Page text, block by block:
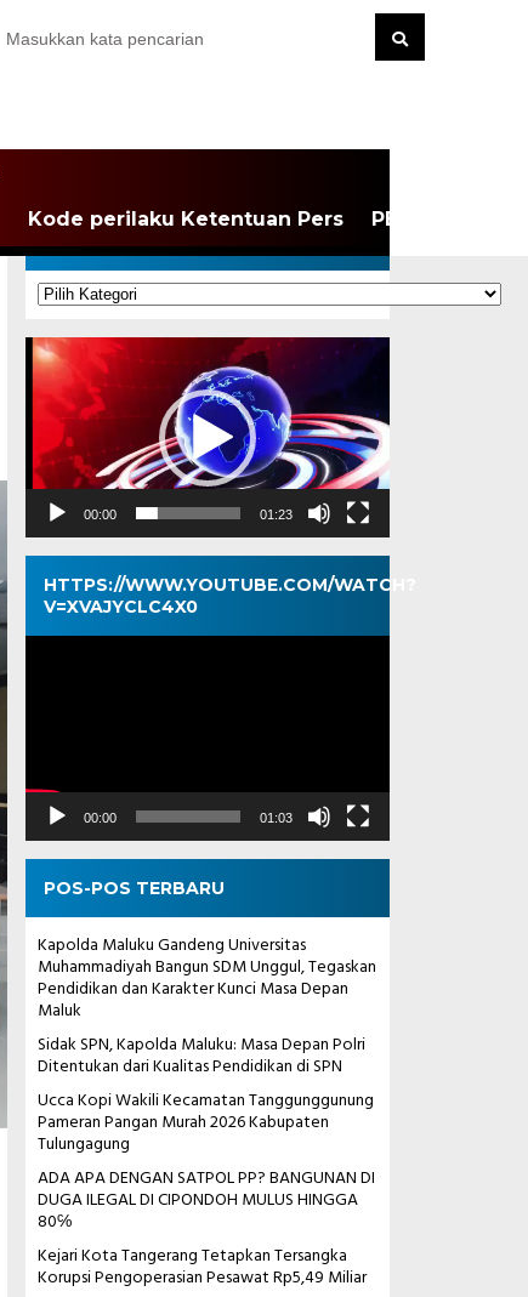
Kode perilaku Ketentuan Pers PEDOMAN
KATEGORI
Kategori
Pemutar
Video
00:00 01:23
HTTPS://WWW.YOUTUBE.COM/WATCH?
V=XVAJYCLC4X0
Pemutar
00:00 01:03
POS-POS TERBARU
Kapolda Maluku Gandeng Universitas
Muhammadiyah Bangun SDM Unggul, Tegaskan
Pendidikan dan Karakter Kunci Masa Depan
Maluk
Sidak SPN, Kapolda Maluku: Masa Depan Polri
Ditentukan dari Kualitas Pendidikan di SPN
Ucca Kopi Wakili Kecamatan Tanggunggunung
Pameran Pangan Murah 2026 Kabupaten
Tulungagung
ADA APA DENGAN SATPOL PP? BANGUNAN DI
DUGA ILEGAL DI CIPONDOH MULUS HINGGA
80℅
Kejari Kota Tangerang Tetapkan Tersangka
Korupsi Pengoperasian Pesawat Rp5,49 Miliar